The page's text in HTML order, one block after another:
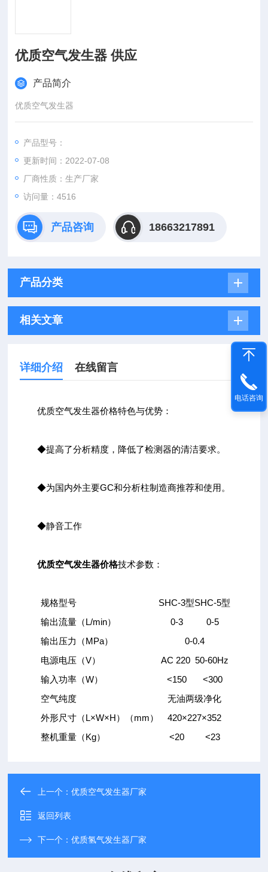
优质空气发生器 供应
产品简介
优质空气发生器
产品型号：
更新时间：2022-07-08
厂商性质：生产厂家
访问量：4516
产品咨询 18663217891
产品分类
相关文章
详细介绍 在线留言
优质空气发生器价格特色与优势：
◆提高了分析精度，降低了检测器的清洁要求。
◆为国内外主要GC和分析柱制造商推荐和使用。
◆静音工作
优质空气发生器价格技术参数：
规格型号 SHC-3型SHC-5型
输出流量（L/min）
0-3
0-5
输出压力（MPa）
0-0.4
电源电压（V）
AC 220 50-60Hz
输入功率（W）
<150
<300
空气纯度
无油两级净化
外形尺寸（L×W×H）（mm）
420×227×352
整机重量（Kg）
<20 <23
上一个：优质空气发生器厂家
返回列表
下一个：优质氢气发生器厂家
电话咨询